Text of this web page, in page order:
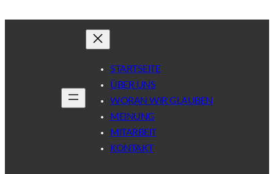
STARTSEITE
ÜBER UNS
WORAN WIR GLAUBEN
MEINUNG
MITARBEIT
KONTAKT